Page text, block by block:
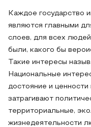
Каждое государство
являются главными
слоев, для всех
были, какого бы
Такие интересы
Национальные
достояние и
затрагивают
территориальные,
жизнедеятельности